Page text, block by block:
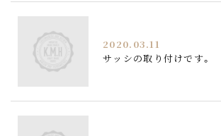
2020.03.11
サッシの取り付けです。